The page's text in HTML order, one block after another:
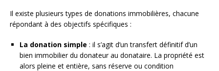
Il existe plusieurs types de donations immobilières, chacune
répondant à des objectifs spécifiques :
La donation simple : il s’agit d’un transfert définitif d’un
bien immobilier du donateur au donataire. La propriété est
alors pleine et entière, sans réserve ou condition